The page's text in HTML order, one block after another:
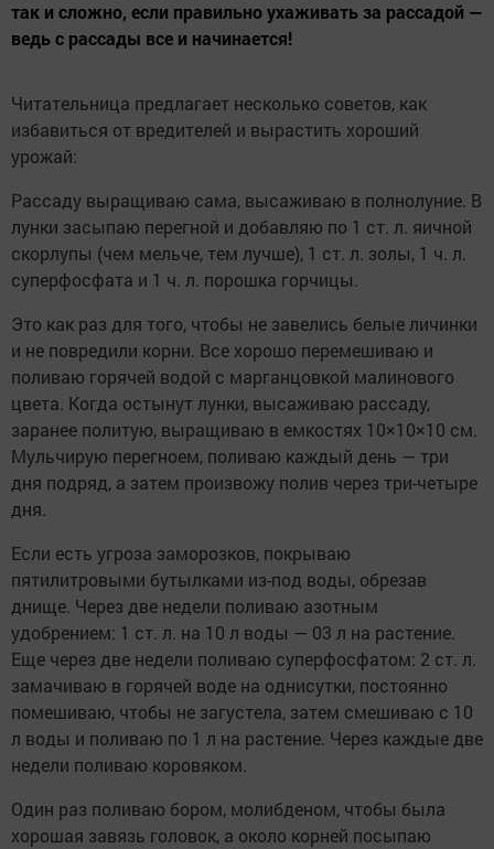
так и сложно, если правильно ухаживать за рассадой —
ведь с рассады все и начинается!
Читательница предлагает несколько советов, как
избавиться от вредителей и вырастить хороший
урожай:
Рассаду выращиваю сама, высаживаю в полнолуние. В
лунки засыпаю перегной и добавляю по 1 ст. л. яичной
скорлупы (чем мельче, тем лучше), 1 ст. л. золы, 1 ч. л.
суперфосфата и 1 ч. л. порошка горчицы.
Это как раз для того, чтобы не завелись белые личинки
и не повредили корни. Все хорошо перемешиваю и
поливаю горячей водой с марганцовкой малинового
цвета. Когда остынут лунки, высаживаю рассаду,
заранее политую, выращиваю в емкостях 10×10×10 см.
Мульчирую перегноем, поливаю каждый день — три
дня подряд, а затем произвожу полив через три-четыре
дня.
Если есть угроза заморозков, покрываю
пятилитровыми бутылками из-под воды, обрезав
днище. Через две недели поливаю азотным
удобрением: 1 ст. л. на 10 л воды — 03 л на растение.
Еще через две недели поливаю суперфосфатом: 2 ст. л.
замачиваю в горячей воде на однисутки, постоянно
помешиваю, чтобы не загустела, затем смешиваю с 10
л воды и поливаю по 1 л на растение. Через каждые две
недели поливаю коровяком.
Один раз поливаю бором, молибденом, чтобы была
хорошая завязь головок, а около корней посыпаю